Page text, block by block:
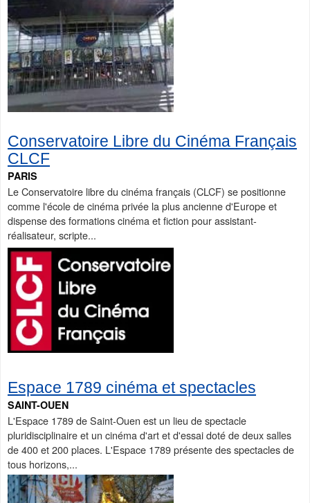
Conservatoire Libre du Cinéma Français
CLCF
PARIS
Le Conservatoire libre du cinéma français (CLCF) se positionne
comme l'école de cinéma privée la plus ancienne d'Europe et
dispense des formations cinéma et fiction pour assistant-
réalisateur, scripte...
Espace 1789 cinéma et spectacles
SAINT-OUEN
L'Espace 1789 de Saint-Ouen est un lieu de spectacle
pluridisciplinaire et un cinéma d'art et d'essai doté de deux salles
de 400 et 200 places. L'Espace 1789 présente des spectacles de
tous horizons,...